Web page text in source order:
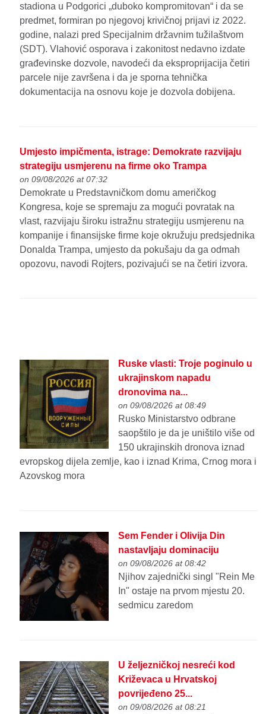
stadiona u Podgorici „duboko kompromitovan“ i da se
predmet, formiran po njegovoj krivičnoj prijavi iz 2022.
godine, nalazi pred Specijalnim državnim tužilaštvom
(SDT). Vlahović osporava i zakonitost nedavno izdate
građevinske dozvole, navodeći da eksproprijacija četiri
parcele nije završena i da je sporna tehnička
dokumentacija na osnovu koje je dozvola dobijena.
Umjesto impičmenta, istrage: Demokrate razvijaju
strategiju usmjerenu na firme oko Trampa
on 09/08/2026 at 07:32
Demokrate u Predstavničkom domu američkog
Kongresa, koje se spremaju za mogući povratak na
vlast, razvijaju široku istražnu strategiju usmjerenu na
kompanije i finansijske firme koje okružuju predsjednika
Donalda Trampa, umjesto da pokušaju da ga odmah
opozovu, navodi Rojters, pozivajući se na četiri izvora.
Ruske vlasti: Troje poginulo u
ukrajinskom napadu
dronovima na...
on 09/08/2026 at 08:49
Rusko Ministarstvo odbrane
saopštilo je da je uništilo više od
150 ukrajinskih dronova iznad
evropskog dijela zemlje, kao i iznad Krima, Crnog mora i
Azovskog mora
Sem Fender i Olivija Din
nastavljaju dominaciju
on 09/08/2026 at 08:42
Njihov zajednički singl "Rein Me
In" ostaje na prvom mjestu 20.
sedmicu zaredom
U željezničkoj nesreći kod
Križevaca u Hrvatskoj
povrijeđeno 25...
on 09/08/2026 at 08:21